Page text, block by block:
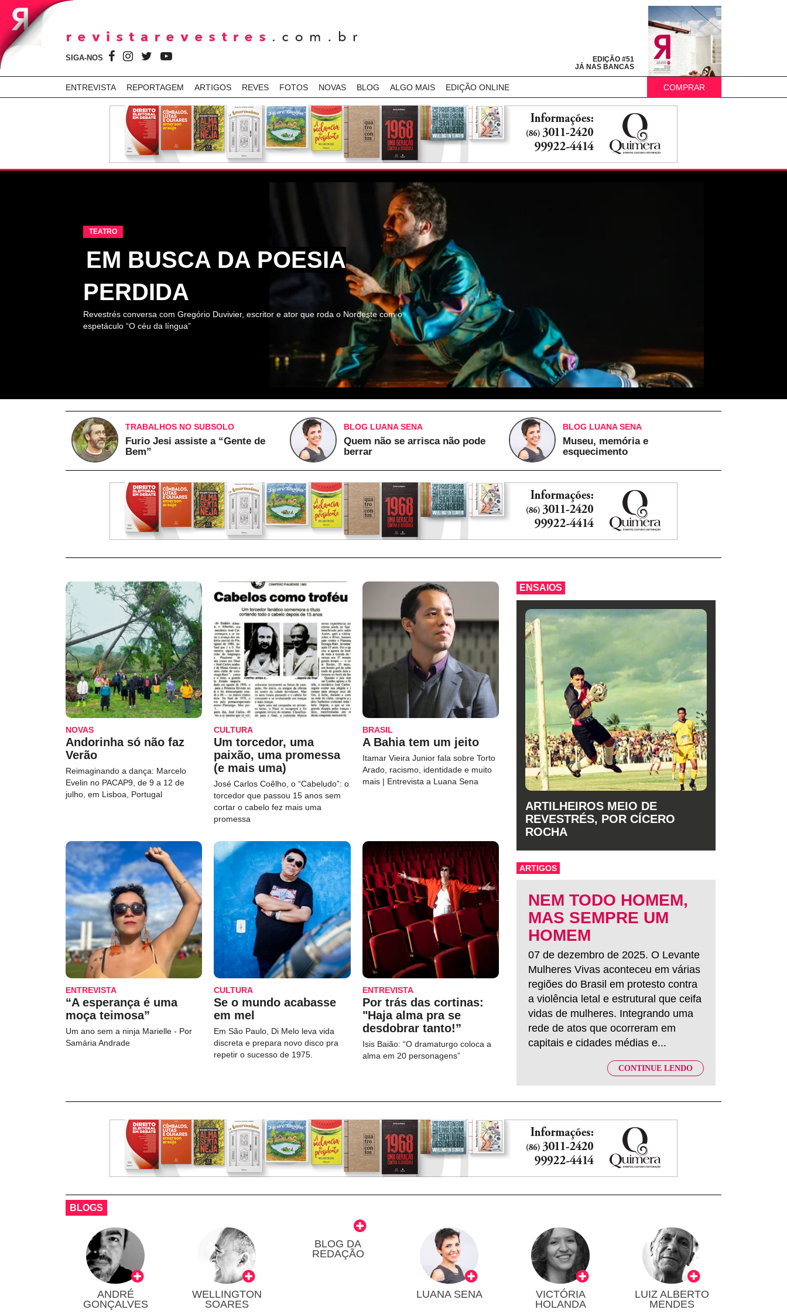
SIGA-NOS
EDIÇÃO #51
JÁ NAS BANCAS
ENTREVISTA REPORTAGEM ARTIGOS REVES FOTOS NOVAS BLOG ALGO MAIS EDIÇÃO ONLINE COMPRAR
TEATRO
EM BUSCA DA POESIA
PERDIDA
Revestrés conversa com Gregório Duvivier, escritor e ator que roda o Nordeste com o
espetáculo “O céu da língua”
TRABALHOS NO SUBSOLO
Furio Jesi assiste a “Gente de
Bem”
BLOG LUANA SENA
Quem não se arrisca não pode
berrar
BLOG LUANA SENA
Museu, memória e
esquecimento
NOVAS
Andorinha só não faz
Verão
Reimaginando a dança: Marcelo
Evelin no PACAP9, de 9 a 12 de
julho, em Lisboa, Portugal
CULTURA
Um torcedor, uma
paixão, uma promessa
(e mais uma)
José Carlos Coêlho, o “Cabeludo”: o
torcedor que passou 15 anos sem
cortar o cabelo fez mais uma
promessa
BRASIL
A Bahia tem um jeito
Itamar Vieira Junior fala sobre Torto
Arado, racismo, identidade e muito
mais | Entrevista a Luana Sena
ENTREVISTA
“A esperança é uma
moça teimosa”
Um ano sem a ninja Marielle - Por
Samária Andrade
CULTURA
Se o mundo acabasse
em mel
Em São Paulo, Di Melo leva vida
discreta e prepara novo disco pra
repetir o sucesso de 1975.
ENTREVISTA
Por trás das cortinas:
"Haja alma pra se
desdobrar tanto!”
Isis Baião: “O dramaturgo coloca a
alma em 20 personagens”
ENSAIOS
ARTILHEIROS MEIO DE
REVESTRÉS, POR CÍCERO
ROCHA
ARTIGOS
NEM TODO HOMEM,
MAS SEMPRE UM
HOMEM
07 de dezembro de 2025. O Levante
Mulheres Vivas aconteceu em várias
regiões do Brasil em protesto contra
a violência letal e estrutural que ceifa
vidas de mulheres. Integrando uma
rede de atos que ocorreram em
capitais e cidades médias e...
CONTINUE LENDO
BLOGS
ANDRÉ
GONÇALVES
WELLINGTON
SOARES
BLOG DA
REDAÇÃO
LUANA SENA
VICTÓRIA
HOLANDA
LUIZ ALBERTO
MENDES